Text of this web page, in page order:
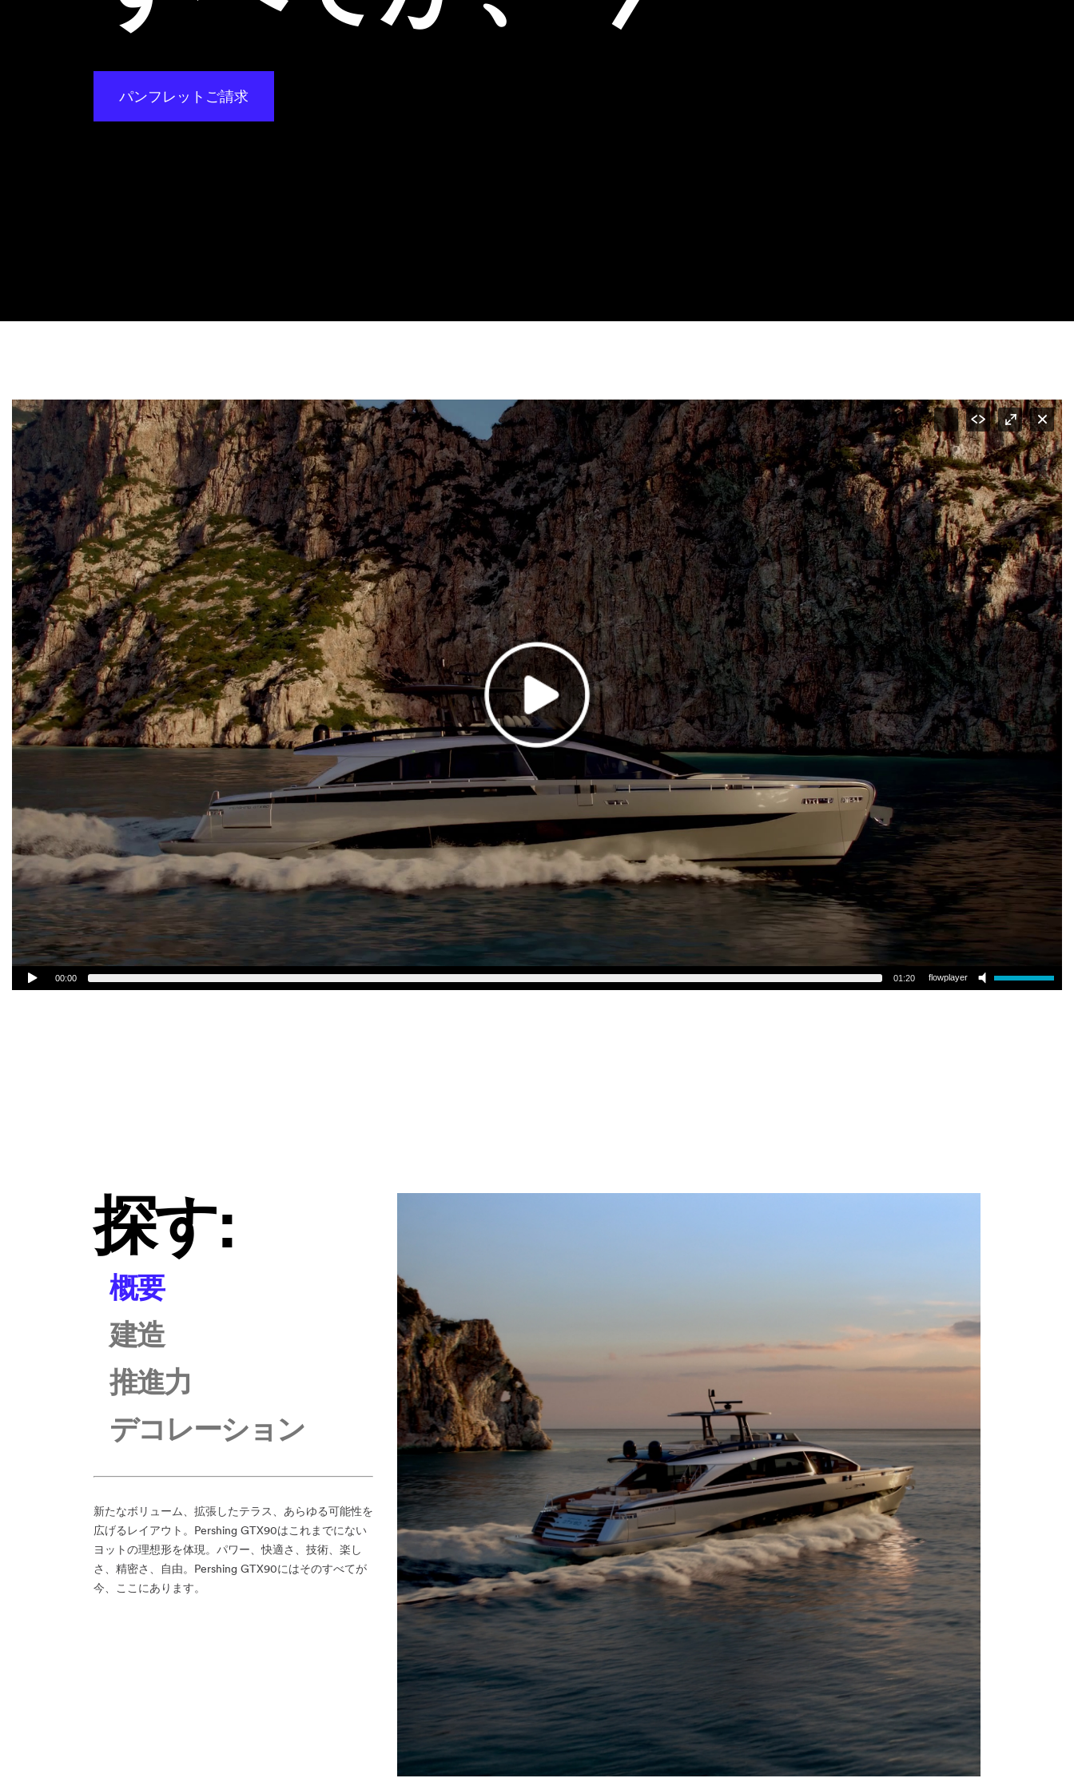
パンフレットご請求
flowplayer
00:00 01:20
探す:
概要
建造
推進力
デコレーション
新たなボリューム、拡張したテラス、あらゆる可能性を
広げるレイアウト。Pershing GTX90はこれまでにない
ヨットの理想形を体現。パワー、快適さ、技術、楽し
さ、精密さ、自由。Pershing GTX90にはそのすべてが
今、ここにあります。